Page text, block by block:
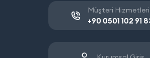
Müşteri Hizmetleri
+90 0501 102 91